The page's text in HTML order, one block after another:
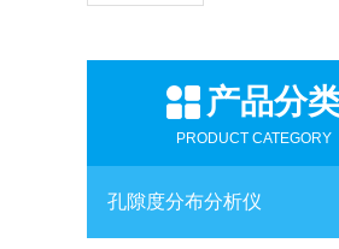
产品分
PRODUCT CATEGORY
孔隙度分布分析仪